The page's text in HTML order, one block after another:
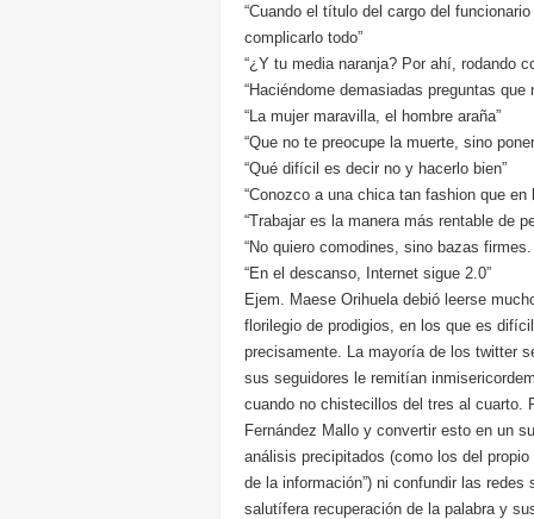
“Cuando el título del cargo del
complicarlo todo”
“¿Y tu media naranja? Por ahí, rodando
“Haciéndome demasiadas preguntas
“La mujer maravilla, el hombre araña”
“Que no te preocupe la muerte, sino
“Qué difícil es decir no y hacerlo bien”
“Conozco a una chica tan fashion que
“Trabajar es la manera más rentable de
“No quiero comodines, sino bazas
“En el descanso, Internet sigue 2.0”
Ejem. Maese Orihuela debió leerse
florilegio de prodigios, en los que es
precisamente. La mayoría de los twitter
sus seguidores le remitían
cuando no chistecillos del tres al cuarto.
Fernández Mallo y convertir esto en un
análisis precipitados (como los del
de la información”) ni confundir las
salutífera recuperación de la palabra y